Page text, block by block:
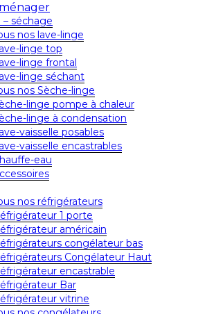
– séchage
nos lave-linge
linge top
linge frontal
linge séchant
nos Sèche-linge
linge pompe à chaleur
linge à condensation
vaisselle posables
vaisselle encastrables
eau
nos réfrigérateurs
1 porte
américain
congélateur bas
Congélateur Haut
encastrable
Bar
vitrine